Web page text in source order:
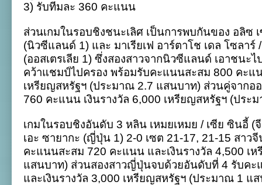
3) รับทีมละ 360 คะแนน
ส่วนเกมในรอบชิงชนะเลิศ เป็นการพบกันของ อลิซ
(นิวซีแลนด์ 1) และ มาเรียเฟ อาร์ตาโช เดล โซลา
(ออสเตรเลีย 1) ซึ่งสองสาวจากนิวซีแลนด์ เอาชนะ
คว้าแชมป์ไปครอง พร้อมรับคะแนนสะสม 800 คะแ
เหรียญสหรัฐฯ (ประมาณ 2.7 แสนบาท) ส่วนคู่จากอ
760 คะแนน เงินรางวัล 6,000 เหรียญสหรัฐฯ (ประ
เกมในรอบชิงอันดับ 3 หลิน เหมยเหมย / เซีย ซินอี้
เอะ ซายากะ (ญี่ปุ่น 1) 2-0 เซต 21-17, 21-15 สาว
คะแนนสะสม 720 คะแนน และเงินรางวัล 4,500 เ
แสนบาท) ส่วนสองสาวญี่ปุ่นจบด้วยอันดับที่ 4 รับค
และเงินรางวัล 3,000 เหรียญสหรัฐฯ (ประมาณ 1 แ